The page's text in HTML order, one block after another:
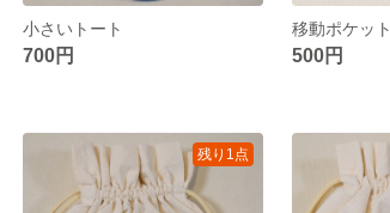
小さいトート
700円
移動ポケット
500円
残り1点